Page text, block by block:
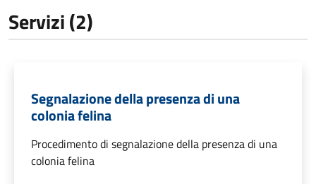
Servizi (2)
Segnalazione della presenza di una
colonia felina
Procedimento di segnalazione della presenza di una
colonia felina